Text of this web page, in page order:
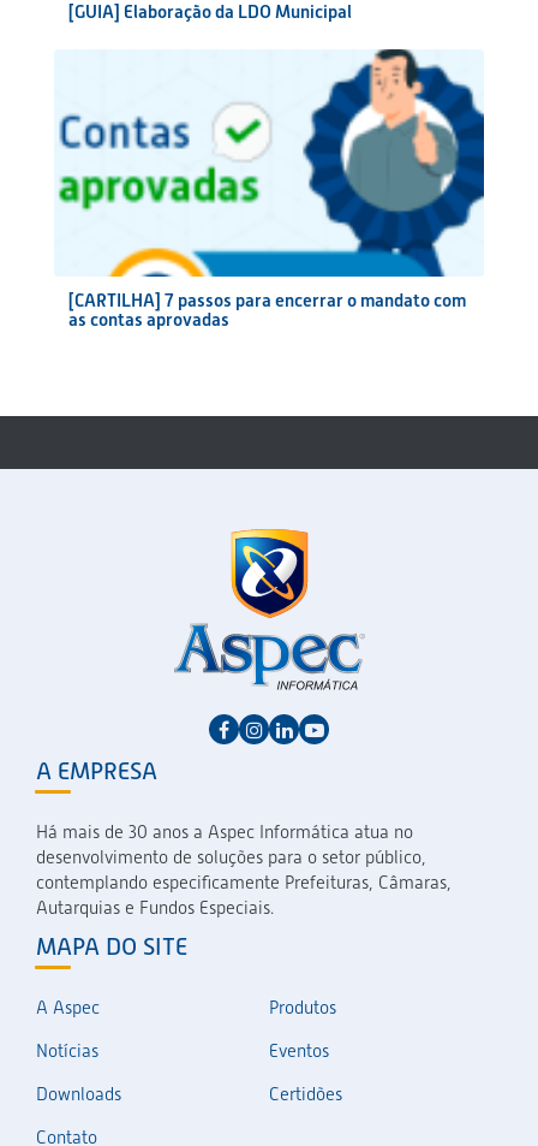
[GUIA] Elaboração da LDO Municipal
[CARTILHA] 7 passos para encerrar o mandato com
as contas aprovadas
A EMPRESA
Há mais de 30 anos a Aspec Informática atua no
desenvolvimento de soluções para o setor público,
contemplando especificamente Prefeituras, Câmaras,
Autarquias e Fundos Especiais.
MAPA DO SITE
A Aspec
Produtos
Notícias
Eventos
Downloads
Certidões
Contato